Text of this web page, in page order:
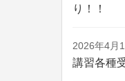
り！！
2026年4月
講習各種